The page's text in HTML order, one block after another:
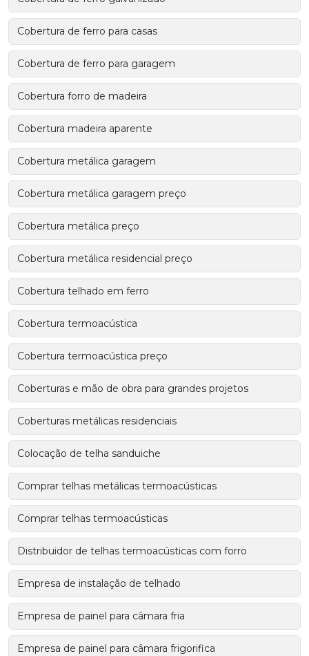
Cobertura de ferro para casas
Cobertura de ferro para garagem
Cobertura forro de madeira
Cobertura madeira aparente
Cobertura metálica garagem
Cobertura metálica garagem preço
Cobertura metálica preço
Cobertura metálica residencial preço
Cobertura telhado em ferro
Cobertura termoacústica
Cobertura termoacústica preço
Coberturas e mão de obra para grandes projetos
Coberturas metálicas residenciais
Colocação de telha sanduiche
Comprar telhas metálicas termoacústicas
Comprar telhas termoacústicas
Distribuidor de telhas termoacústicas com forro
Empresa de instalação de telhado
Empresa de painel para câmara fria
Empresa de painel para câmara frigorifica